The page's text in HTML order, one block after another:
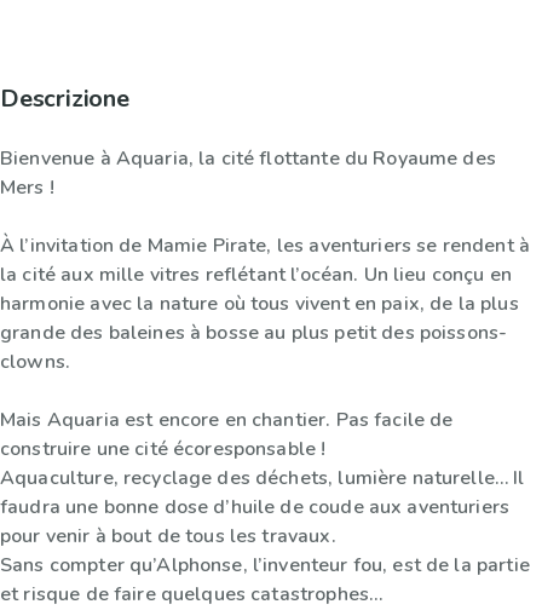
Descrizione
Bienvenue à Aquaria, la cité flottante du Royaume des
Mers !
À l’invitation de Mamie Pirate, les aventuriers se rendent à
la cité aux mille vitres reflétant l’océan. Un lieu conçu en
harmonie avec la nature où tous vivent en paix, de la plus
grande des baleines à bosse au plus petit des poissons-
clowns.
Mais Aquaria est encore en chantier. Pas facile de
construire une cité écoresponsable !
Aquaculture, recyclage des déchets, lumière naturelle… Il
faudra une bonne dose d’huile de coude aux aventuriers
pour venir à bout de tous les travaux.
Sans compter qu’Alphonse, l’inventeur fou, est de la partie
et risque de faire quelques catastrophes...